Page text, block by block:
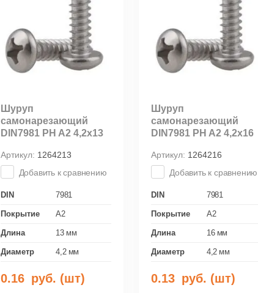
Шуруп
самонарезающий
DIN7981 PH A2 4,2х13
Артикул: 1264213
Добавить к сравнению
DIN 7981
Покрытие A2
Длина 13 мм
Диаметр 4,2 мм
0.16 руб. (шт)
Шуруп
самонарезающий
DIN7981 PH A2 4,2x16
Артикул: 1264216
Добавить к сравнению
DIN 7981
Покрытие A2
Длина 16 мм
Диаметр 4,2 мм
0.13 руб. (шт)